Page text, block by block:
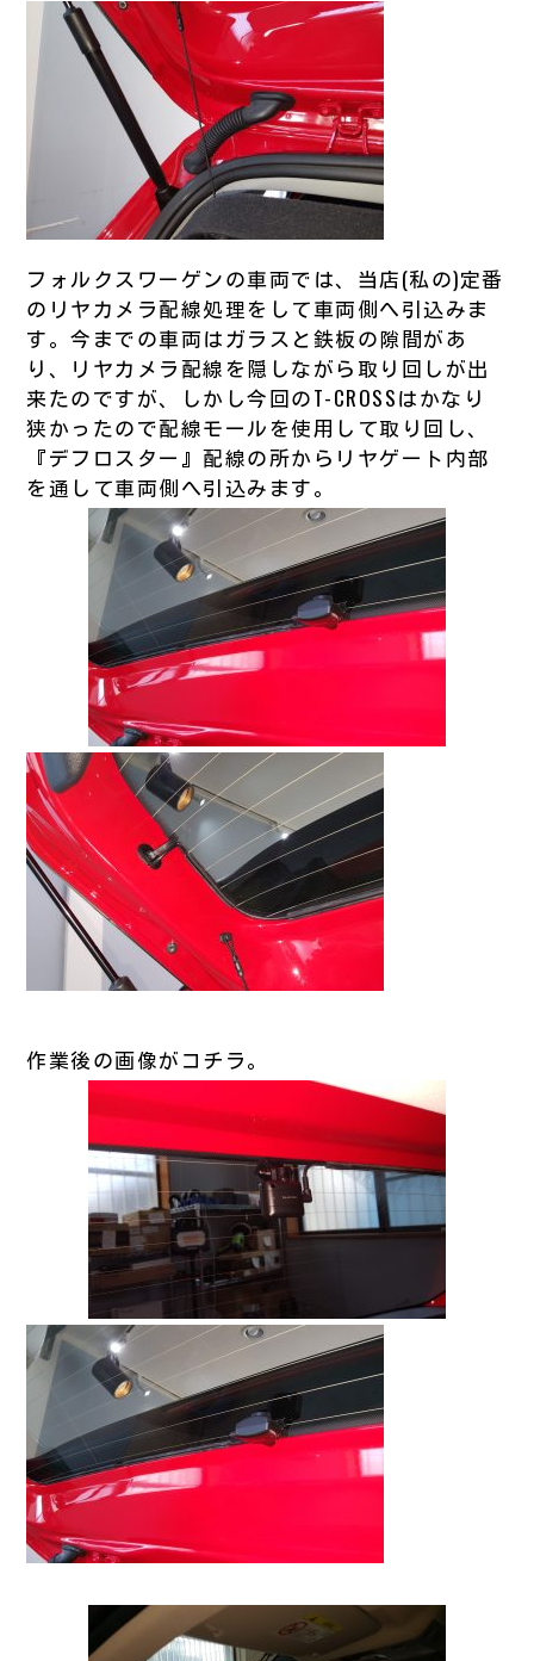
フォルクスワーゲンの車両では、当店(私の)定番
のリヤカメラ配線処理をして車両側へ引込みま
す。今までの車両はガラスと鉄板の隙間があ
り、リヤカメラ配線を隠しながら取り回しが出
来たのですが、しかし今回のT-CROSSはかなり
狭かったので配線モールを使用して取り回し、
『デフロスター』配線の所からリヤゲート内部
を通して車両側へ引込みます。
作業後の画像がコチラ。